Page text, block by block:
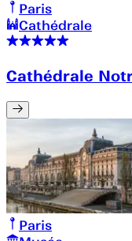
Paris
Cathédrale
Cathédrale
Paris